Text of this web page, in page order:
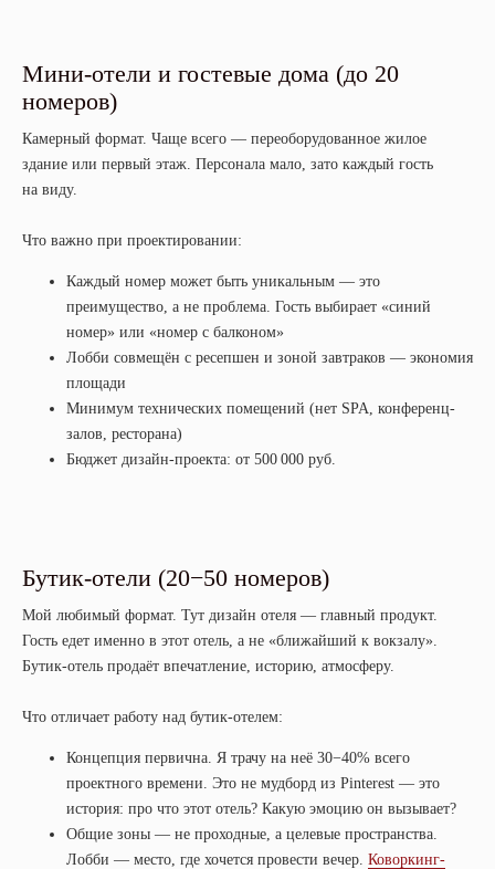
Мини-отели и гостевые дома (до 20
номеров)
Камерный формат. Чаще всего — переоборудованное жилое
здание или первый этаж. Персонала мало, зато каждый гость
на виду.
Что важно при проектировании:
Каждый номер может быть уникальным — это
преимущество, а не проблема. Гость выбирает «синий
номер» или «номер с балконом»
Лобби совмещён с ресепшен и зоной завтраков — экономия
площади
Минимум технических помещений (нет SPA, конференц-
залов, ресторана)
Бюджет дизайн-проекта: от 500 000 руб.
Бутик-отели (20−50 номеров)
Мой любимый формат. Тут дизайн отеля — главный продукт.
Гость едет именно в этот отель, а не «ближайший к вокзалу».
Бутик-отель продаёт впечатление, историю, атмосферу.
Что отличает работу над бутик-отелем:
Концепция первична. Я трачу на неё 30−40% всего
проектного времени. Это не мудборд из Pinterest — это
история: про что этот отель? Какую эмоцию он вызывает?
Общие зоны — не проходные, а целевые пространства.
Лобби — место, где хочется провести вечер. Коворкинг-